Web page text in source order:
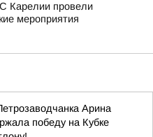
Карелии провели
мероприятия
Арина
победу на Кубке